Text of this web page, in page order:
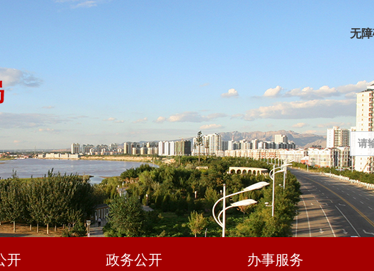
无
开 政务公开 办事服务